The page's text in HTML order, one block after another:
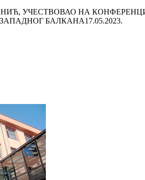
УЧЕСТВОВАО НА
БАЛКАНА17.05.2023.